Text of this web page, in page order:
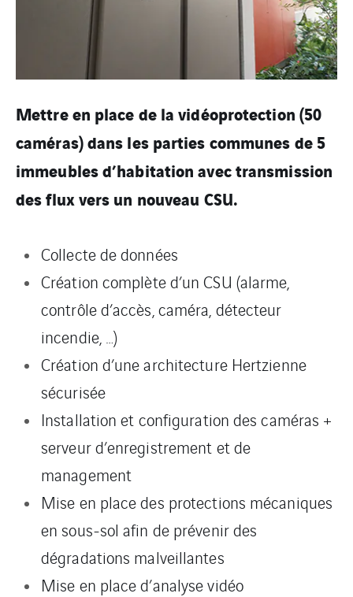
Mettre en place de la vidéoprotection (50
caméras) dans les parties communes de 5
immeubles d’habitation avec transmission
des flux vers un nouveau CSU.
Collecte de données
Création complète d’un CSU (alarme,
contrôle d’accès, caméra, détecteur
incendie, …)
Création d’une architecture Hertzienne
sécurisée
Installation et configuration des caméras +
serveur d’enregistrement et de
management
Mise en place des protections mécaniques
en sous-sol afin de prévenir des
dégradations malveillantes
Mise en place d’analyse vidéo